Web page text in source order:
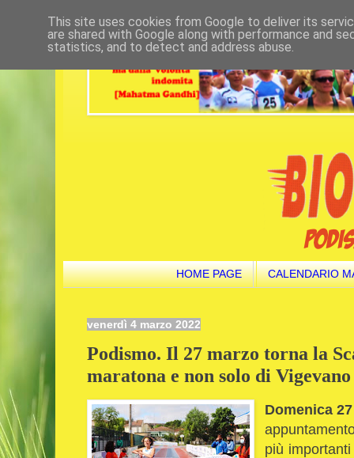
HOME PAGE CALENDARIO
venerdì 4 marzo 2022
Podismo. Il 27 marzo torna la
maratona e non solo di Vigevano
Domenica
più
This site uses cookies from Google to deliver its
are shared with Google along with performance and
statistics, and to detect and address abuse.